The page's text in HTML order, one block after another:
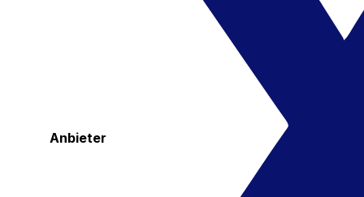
Anbieter